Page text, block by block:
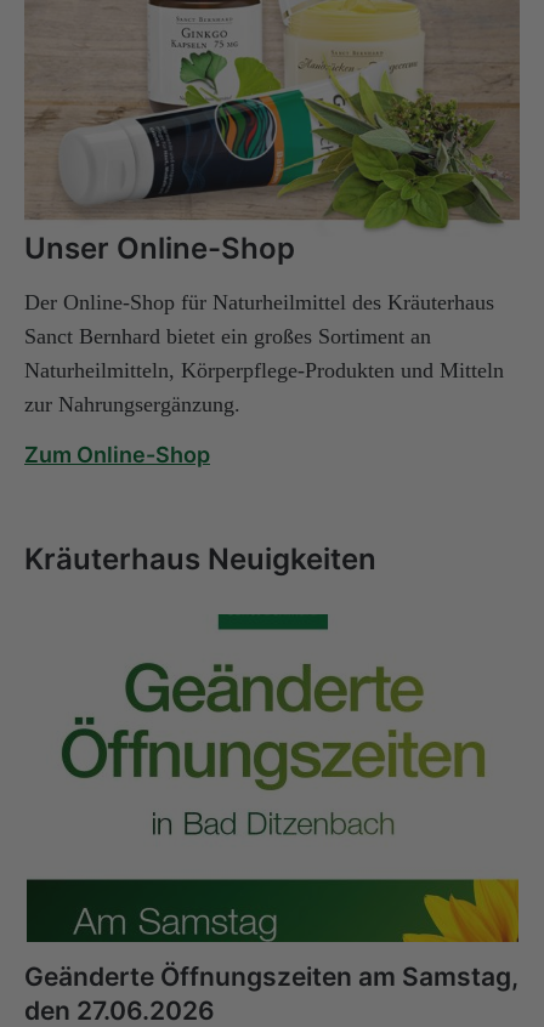
Unser Online-Shop
Der Online-Shop für Naturheilmittel des Kräuterhaus
Sanct Bernhard bietet ein großes Sortiment an
Naturheilmitteln, Körperpflege-Produkten und Mitteln
zur Nahrungsergänzung.
Zum Online-Shop
Kräuterhaus Neuigkeiten
Geänderte Öffnungszeiten am Samstag,
den 27.06.2026